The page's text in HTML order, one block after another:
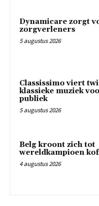
Dynamicare zorgt
zorgverleners
5 augustus 2026
Classissimo viert
klassieke muziek
publiek
5 augustus 2026
Belg kroont zich tot
wereldkampioen
4 augustus 2026